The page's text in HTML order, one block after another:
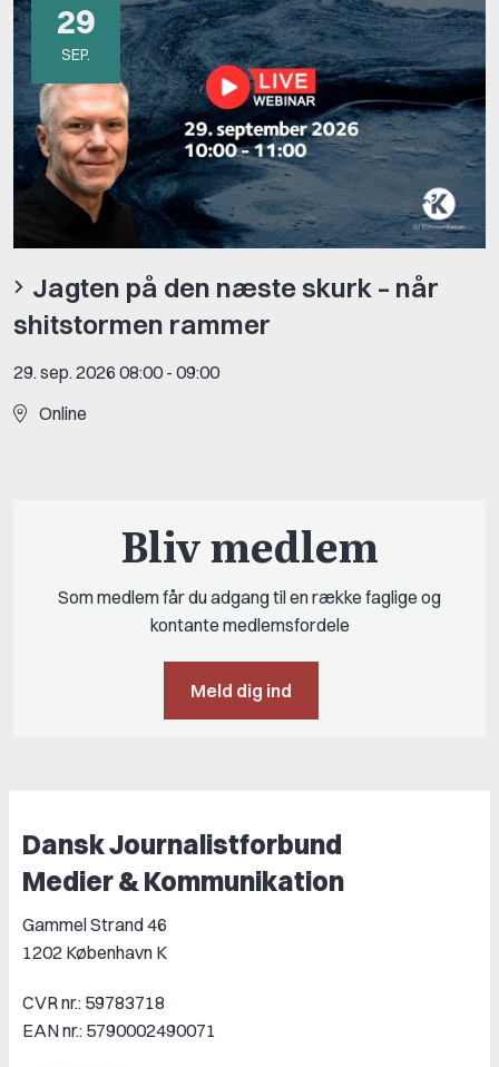
29
SEP.
Jagten på den næste skurk – når
shitstormen rammer
29. sep. 2026 08:00 - 09:00
Online
Bliv medlem
Som medlem får du adgang til en række faglige og
kontante medlemsfordele
Meld dig ind
Dansk Journalistforbund
Medier & Kommunikation
Gammel Strand 46
1202 København K
CVR nr.: 59783718
EAN nr.: 5790002490071